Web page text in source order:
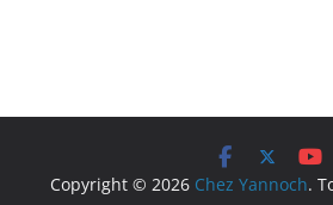
Copyright © 2026 Chez Yannoch.